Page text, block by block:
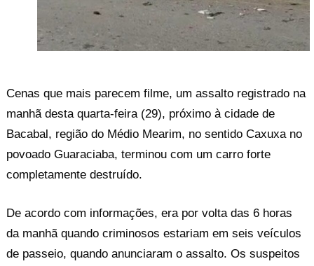
Cenas que mais parecem filme, um assalto registrado na
manhã desta quarta-feira (29), próximo à cidade de
Bacabal, região do Médio Mearim, no sentido Caxuxa no
povoado Guaraciaba, terminou com um carro forte
completamente destruído.
De acordo com informações, era por volta das 6 horas
da manhã quando criminosos estariam em seis veículos
de passeio, quando anunciaram o assalto. Os suspeitos